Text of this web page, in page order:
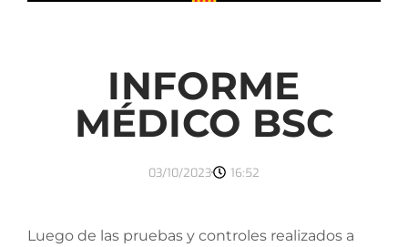
INFORME
MÉDICO BSC
03/10/2023 16:52
Luego de las pruebas y controles realizados a